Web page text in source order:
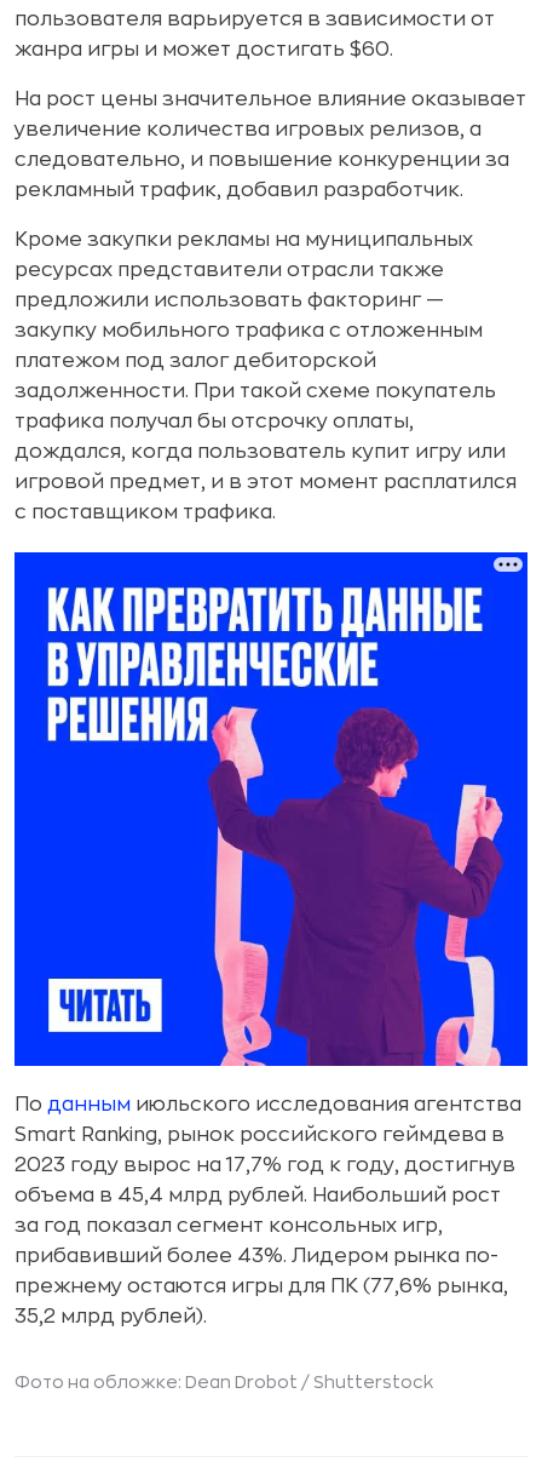
пользователя варьируется в зависимости от
жанра игры и может достигать $60.
На рост цены значительное влияние оказывает
увеличение количества игровых релизов, а
следовательно, и повышение конкуренции за
рекламный трафик, добавил разработчик.
Кроме закупки рекламы на муниципальных
ресурсах представители отрасли также
предложили использовать факторинг —
закупку мобильного трафика с отложенным
платежом под залог дебиторской
задолженности. При такой схеме покупатель
трафика получал бы отсрочку оплаты,
дождался, когда пользователь купит игру или
игровой предмет, и в этот момент расплатился
с поставщиком трафика.
По данным июльского исследования агентства
Smart Ranking, рынок российского геймдева в
2023 году вырос на 17,7% год к году, достигнув
объема в 45,4 млрд рублей. Наибольший рост
за год показал сегмент консольных игр,
прибавивший более 43%. Лидером рынка по-
прежнему остаются игры для ПК (77,6% рынка,
35,2 млрд рублей).
Фото на обложке: Dean Drobot / Shutterstock